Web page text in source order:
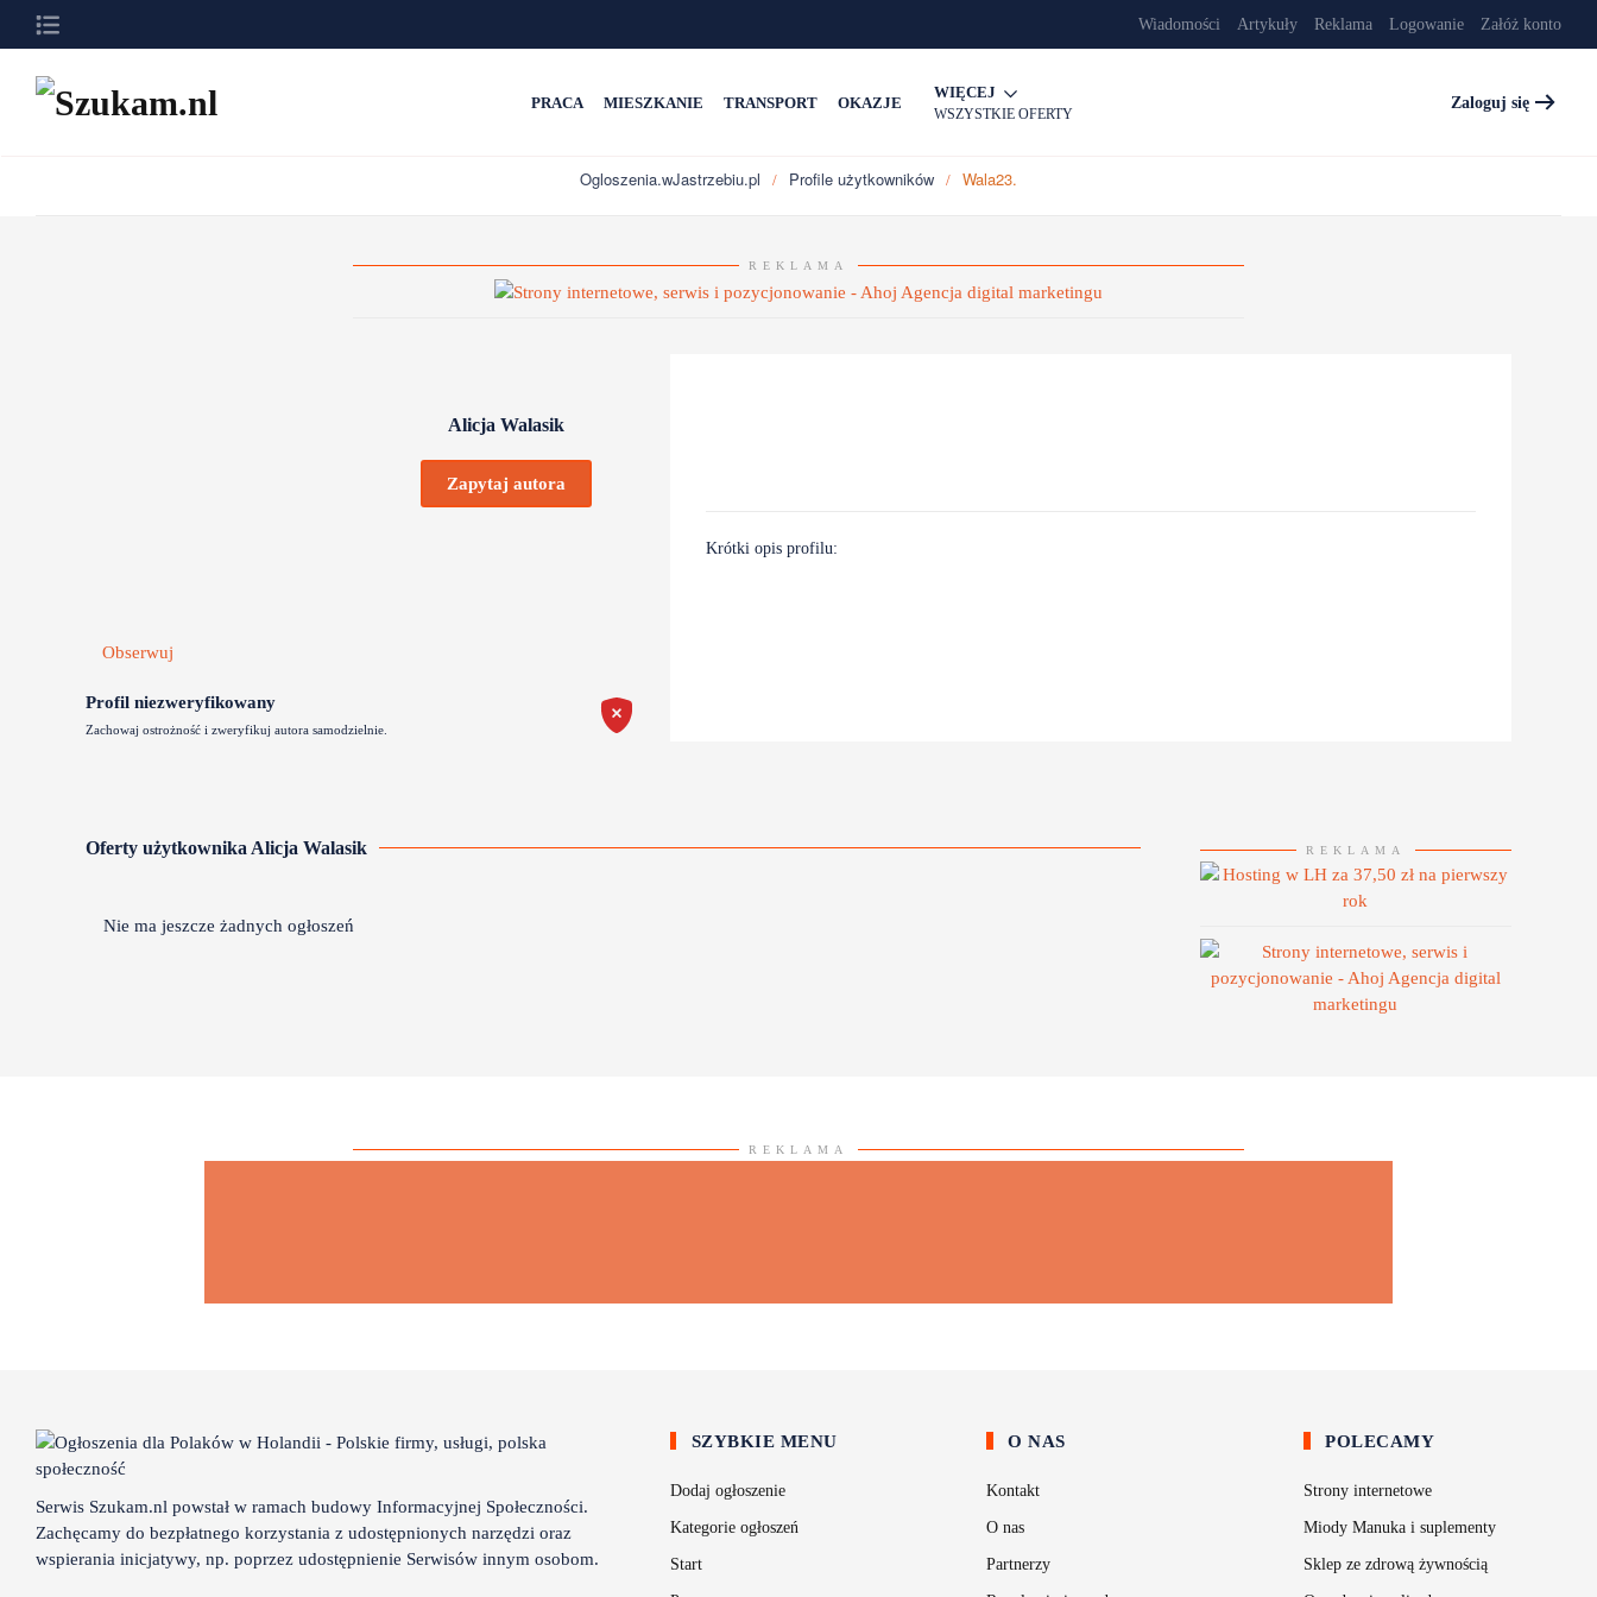
Przejdź do głównej treści
Wiadomości Artykuły Reklama Logowanie Załóż konto
PRACA MIESZKANIE TRANSPORT OKAZJE
WIĘCEJ
WSZYSTKIE OFERTY
Zaloguj się
Ogloszenia.wJastrzebiu.pl Profile użytkowników Wala23.
REKLAMA
Alicja Walasik
Zapytaj autora
Obserwuj
Profil niezweryfikowany
Zachowaj ostrożność i zweryfikuj autora samodzielnie.
Krótki opis profilu:
Oferty użytkownika Alicja Walasik
Nie ma jeszcze żadnych ogłoszeń
REKLAMA
REKLAMA
Serwis Szukam.nl powstał w ramach budowy Informacyjnej Społeczności.
Zachęcamy do bezpłatnego korzystania z udostępnionych narzędzi oraz
wspierania inicjatywy, np. poprzez udostępnienie Serwisów innym osobom.
SZYBKIE MENU
Dodaj ogłoszenie
Kategorie ogłoszeń
Start
O NAS
Kontakt
O nas
Partnerzy
POLECAMY
Strony internetowe
Miody Manuka i suplementy
Sklep ze zdrową żywnością